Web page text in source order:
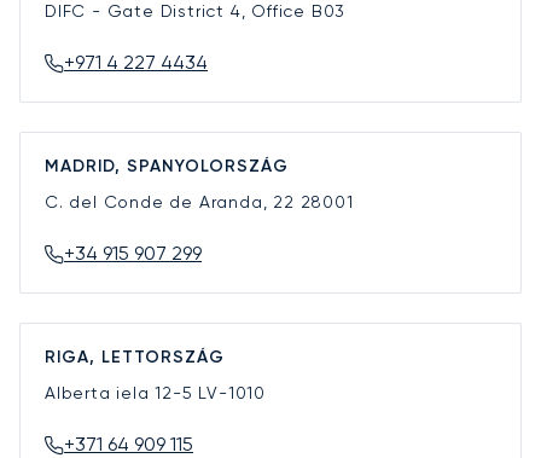
DIFC - Gate District 4, Office B03
+971 4 227 4434
MADRID, SPANYOLORSZÁG
C. del Conde de Aranda, 22 28001
+34 915 907 299
RIGA, LETTORSZÁG
Alberta iela 12-5 LV-1010
+371 64 909 115